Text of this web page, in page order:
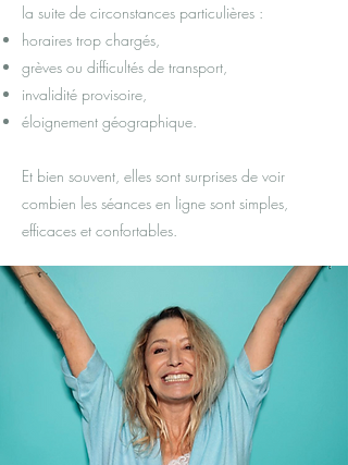
la suite de circonstances particulières :
horaires trop chargés,
grèves ou difficultés de transport,
invalidité provisoire,
éloignement géographique.
Et bien souvent, elles sont surprises de voir
combien les séances en ligne sont simples,
efficaces et confortables.